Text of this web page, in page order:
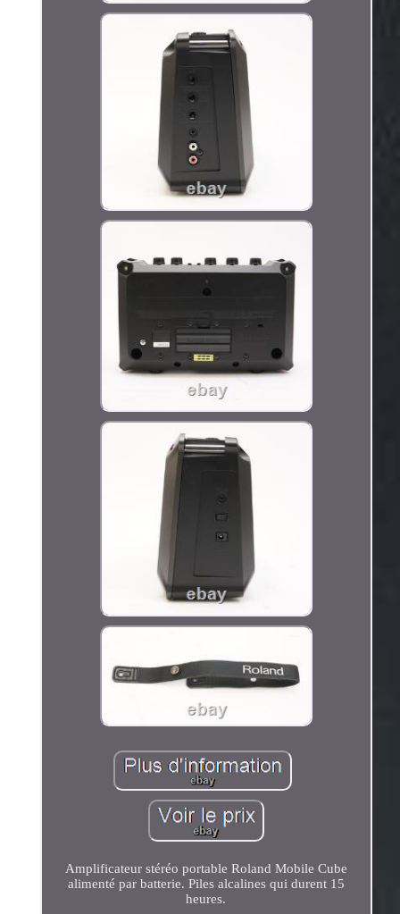
Amplificateur stéréo portable Roland Mobile Cube
alimenté par batterie. Piles alcalines qui durent 15
heures.